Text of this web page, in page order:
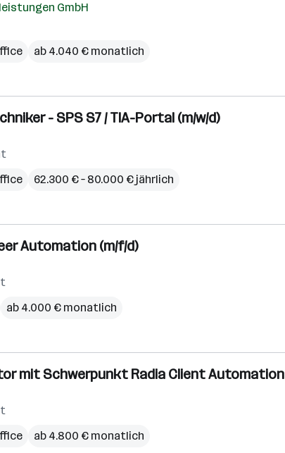
GmbH
ab 4.040 € monatlich
- SPS S7 / TIA-Portal (m/w/d)
62.300 € – 80.000 € jährlich
Automation (m/f/d)
ab 4.000 € monatlich
mit Schwerpunkt Radia Client Automation
ab 4.800 € monatlich